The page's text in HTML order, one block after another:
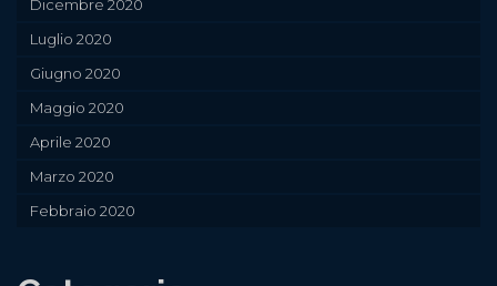
Dicembre 2020
Luglio 2020
Giugno 2020
Maggio 2020
Aprile 2020
Marzo 2020
Febbraio 2020